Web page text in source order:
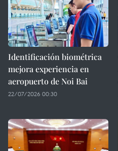
Identificación biométrica
mejora experiencia en
aeropuerto de Noi Bai
22/07/2026 00:30